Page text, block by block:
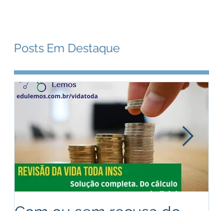
Posts Em Destaque